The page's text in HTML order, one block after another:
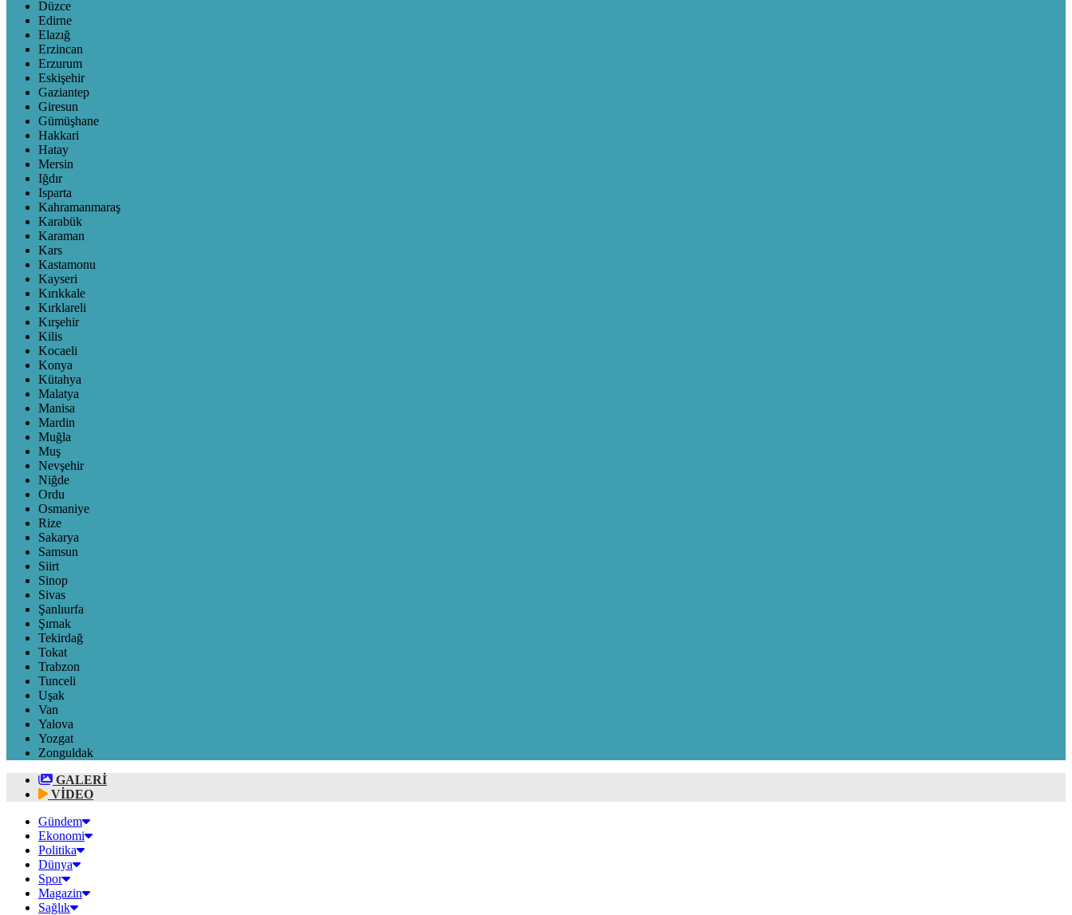
Düzce
Edirne
Elazığ
Erzincan
Erzurum
Eskişehir
Gaziantep
Giresun
Gümüşhane
Hakkari
Hatay
Mersin
Iğdır
Isparta
Kahramanmaraş
Karabük
Karaman
Kars
Kastamonu
Kayseri
Kırıkkale
Kırklareli
Kırşehir
Kilis
Kocaeli
Konya
Kütahya
Malatya
Manisa
Mardin
Muğla
Muş
Nevşehir
Niğde
Ordu
Osmaniye
Rize
Sakarya
Samsun
Siirt
Sinop
Sivas
Şanlıurfa
Şırnak
Tekirdağ
Tokat
Trabzon
Tunceli
Uşak
Van
Yalova
Yozgat
Zonguldak
GALERİ
VİDEO
Gündem
Ekonomi
Politika
Dünya
Spor
Magazin
Sağlık